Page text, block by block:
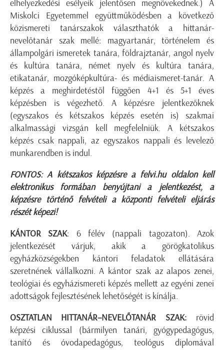
elhelyezkedési esélyeik jelentősen megnövekednek.) A
Miskolci Egyetemmel együttműködésben a következő
közismereti tanárszakok választhatók a hittanár-
nevelőtanár szak mellé: magyartanár, történelem és
állampolgári ismeretek tanára, földrajztanár, angol nyelv
és kultúra tanára, német nyelv és kultúra tanára,
etikatanár, mozgóképkultúra- és médiaismeret-tanár. A
képzés a meghirdetéstől függően 4+1 és 5+1 éves
képzésben is végezhető. A képzésre jelentkezőknek
(egyszakos és kétszakos képzés esetén is) szakmai
alkalmassági vizsgán kell megfelelniük. A kétszakos
képzés csak nappali, az egyszakos nappali és levelező
munkarendben is indul.
FONTOS: A kétszakos képzésre a felvi.hu oldalon kell
elektronikus formában benyújtani a jelentkezést, a
képzésre történő felvételi a központi felvételi eljárás
részét képezi!
KÁNTOR SZAK: 6 félév (nappali tagozaton). Azok
jelentkezését várjuk, akik a görögkatolikus
egyházközségekben kántori feladatok ellátására
szeretnének vállalkozni. A kántor szak az alapos zenei,
teológiai és egyházismereti képzés mellett az egyéni zenei
adottságok fejlesztésének lehetőségét is kínálja.
OSZTATLAN HITTANÁR–NEVELŐTANÁR SZAK: rövid
képzési ciklussal (bármilyen tanári, gyógypedagógus,
tanító és óvodapedagógus, teológus diplomával